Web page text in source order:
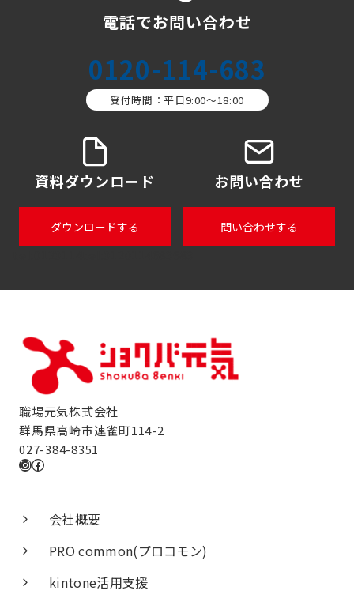
電話でお問い合わせ
0120-114-683
受付時間：平日9:00〜18:00
資料ダウンロード
ダウンロードする
お問い合わせ
問い合わせする
職場元気株式会社
群馬県高崎市連雀町114-2
027-384-8351
Instagram
Facebook
会社概要
PRO common(プロコモン)
kintone活用支援